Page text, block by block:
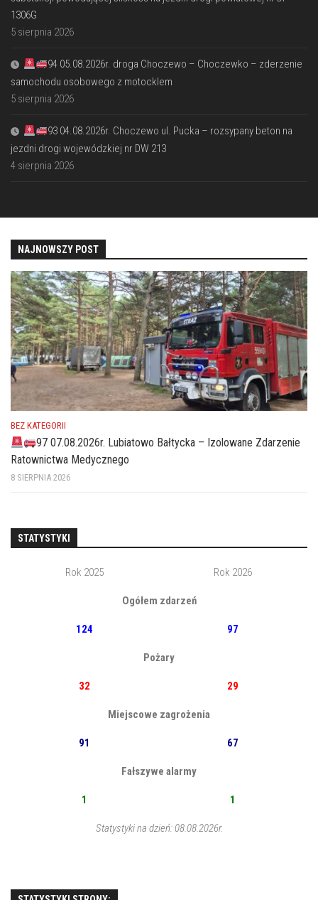
1306G
5 sierpnia 2026
94 05.08.2026r. droga Choczewo – Choczewko – zderzenie
samochodu osobowego z motocklem
5 sierpnia 2026
93 04.08.2026r. Choczewo ul. Pucka – rozsypany beton na
jezdni drogi wojewódzkiej nr DW 213
4 sierpnia 2026
NAJNOWSZY POST
BEZ KATEGORII
97 07.08.2026r. Lubiatowo Bałtycka – Izolowane Zdarzenie
Ratownictwa Medycznego
8 SIERPNIA 2026
STATYSTYKI
Rok 2025 Rok 2026
Ogółem zdarzeń
124 97
Pożary
32 29
Miejscowe zagrożenia
91 67
Fałszywe alarmy
1 1
Statystyki na dzień: 08.08.2026r.